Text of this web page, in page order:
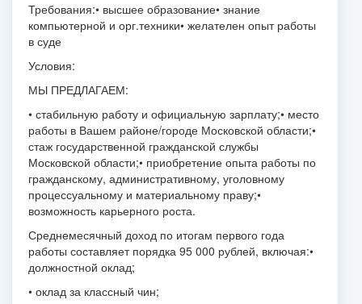
Требования:• высшее образование• знание
компьютерной и орг.техники• желателен опыт работы
в суде
Условия:
МЫ ПРЕДЛАГАЕМ:
• стабильную работу и официальную зарплату;• место
работы в Вашем районе/городе Московской области;•
стаж государственной гражданской службы
Московской области;• приобретение опыта работы по
гражданскому, административному, уголовному
процессуальному и материальному праву;•
возможность карьерного роста.
Среднемесячный доход по итогам первого года
работы составляет порядка 95 000 рублей, включая:•
должностной оклад;
• оклад за классный чин;